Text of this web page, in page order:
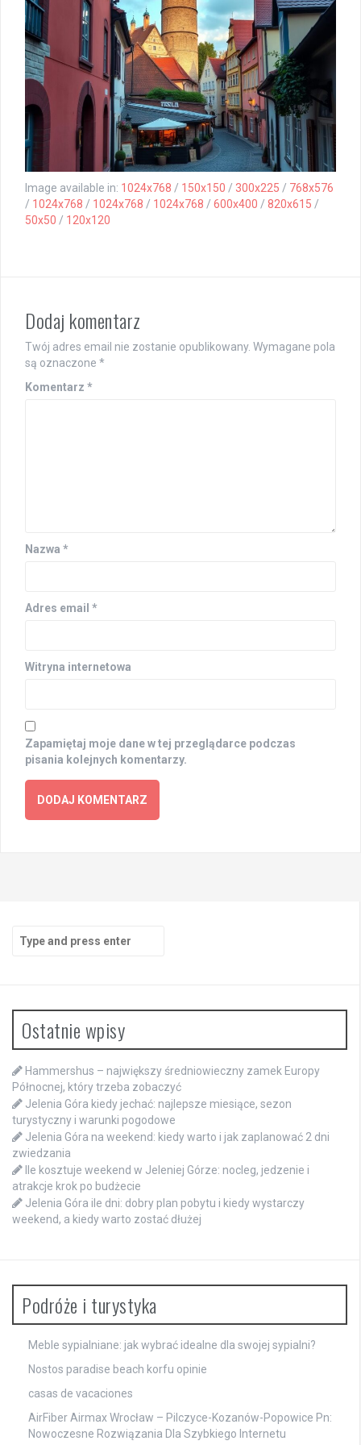
Image available in: 1024x768 / 150x150 / 300x225 / 768x576
/ 1024x768 / 1024x768 / 1024x768 / 600x400 / 820x615 /
50x50 / 120x120
Dodaj komentarz
Twój adres email nie zostanie opublikowany. Wymagane pola
są oznaczone *
Komentarz *
Nazwa *
Adres email *
Witryna internetowa
Zapamiętaj moje dane w tej przeglądarce podczas
pisania kolejnych komentarzy.
for:
Ostatnie wpisy
Hammershus – największy średniowieczny zamek Europy
Północnej, który trzeba zobaczyć
Jelenia Góra kiedy jechać: najlepsze miesiące, sezon
turystyczny i warunki pogodowe
Jelenia Góra na weekend: kiedy warto i jak zaplanować 2 dni
zwiedzania
Ile kosztuje weekend w Jeleniej Górze: nocleg, jedzenie i
atrakcje krok po budżecie
Jelenia Góra ile dni: dobry plan pobytu i kiedy wystarczy
weekend, a kiedy warto zostać dłużej
Podróże i turystyka
Meble sypialniane: jak wybrać idealne dla swojej sypialni?
Nostos paradise beach korfu opinie
casas de vacaciones
AirFiber Airmax Wrocław – Pilczyce-Kozanów-Popowice Pn:
Nowoczesne Rozwiązania Dla Szybkiego Internetu